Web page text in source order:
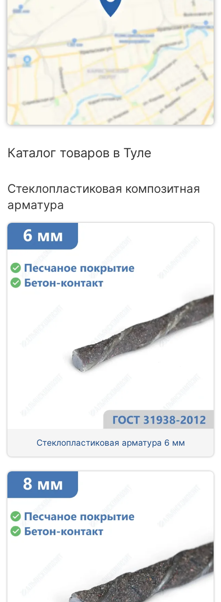
Каталог товаров в Туле
Стеклопластиковая композитная
арматура
Стеклопластиковая арматура 6 мм